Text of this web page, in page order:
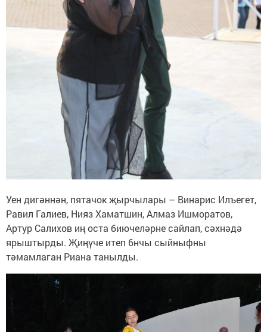
Уен дигәннән, пятачок җырчылары – Винарис Илъегет,
Равил Галиев, Нияз Хаматшин, Алмаз Ишморатов,
Артур Салихов иң оста биючеләрне сайлап, сәхнәдә
ярыштырды. Җиңүче итеп 6нчы сыйныфны
тәмамлаган Риана танылды.